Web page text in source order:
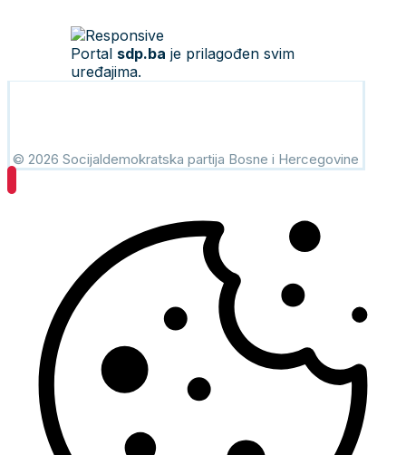
Portal sdp.ba je prilagođen svim
uređajima.
© 2026 Socijaldemokratska partija Bosne i Hercegovine